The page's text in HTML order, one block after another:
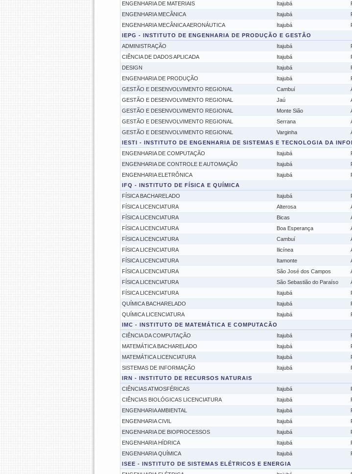
ENGENHARIA DE MATERIAIS
Itajubá
ENGENHARIA MECÂNICA
Itajubá
ENGENHARIA MECÂNICA AERONÁUTICA
Itajubá
IEPG - INSTITUTO DE ENGENHARIA DE PRODUÇÃO E GESTÃO
ADMINISTRAÇÃO
Itajubá
CIÊNCIA DE DADOS APLICADA
Itajubá
DESIGN
Itajubá
ENGENHARIA DE PRODUÇÃO
Itajubá
GESTÃO E DESENVOLVIMENTO REGIONAL
Cambuí
GESTÃO E DESENVOLVIMENTO REGIONAL
Jaú
GESTÃO E DESENVOLVIMENTO REGIONAL
Monte Sião
GESTÃO E DESENVOLVIMENTO REGIONAL
Serrana
GESTÃO E DESENVOLVIMENTO REGIONAL
Varginha
IESTI - INSTITUTO DE ENGENHARIA DE SISTEMAS E TECNOLOGIA DA
ENGENHARIA DE COMPUTAÇÃO
Itajubá
ENGENHARIA DE CONTROLE E AUTOMAÇÃO
Itajubá
ENGENHARIA ELETRÔNICA
Itajubá
IFQ - INSTITUTO DE FÍSICA E QUÍMICA
FÍSICA BACHARELADO
Itajubá
FÍSICA LICENCIATURA
Alterosa
FÍSICA LICENCIATURA
Bicas
FÍSICA LICENCIATURA
Boa Esperança
FÍSICA LICENCIATURA
Cambuí
FÍSICA LICENCIATURA
Ilicínea
FÍSICA LICENCIATURA
Itamonte
FÍSICA LICENCIATURA
São José dos Campos
FÍSICA LICENCIATURA
São Sebastião do Paraíso
FÍSICA LICENCIATURA
Itajubá
QUÍMICA BACHARELADO
Itajubá
QUÍMICA LICENCIATURA
Itajubá
IMC - INSTITUTO DE MATEMÁTICA E COMPUTACÃO
CIÊNCIA DA COMPUTAÇÃO
Itajubá
MATEMÁTICA BACHARELADO
Itajubá
MATEMÁTICA LICENCIATURA
Itajubá
SISTEMAS DE INFORMAÇÃO
Itajubá
IRN - INSTITUTO DE RECURSOS NATURAIS
CIÊNCIAS ATMOSFÉRICAS
Itajubá
CIÊNCIAS BIOLÓGICAS LICENCIATURA
Itajubá
ENGENHARIA AMBIENTAL
Itajubá
ENGENHARIA CIVIL
Itajubá
ENGENHARIA DE BIOPROCESSOS
Itajubá
ENGENHARIA HÍDRICA
Itajubá
ENGENHARIA QUÍMICA
Itajubá
ISEE - INSTITUTO DE SISTEMAS ELÉTRICOS E ENERGIA